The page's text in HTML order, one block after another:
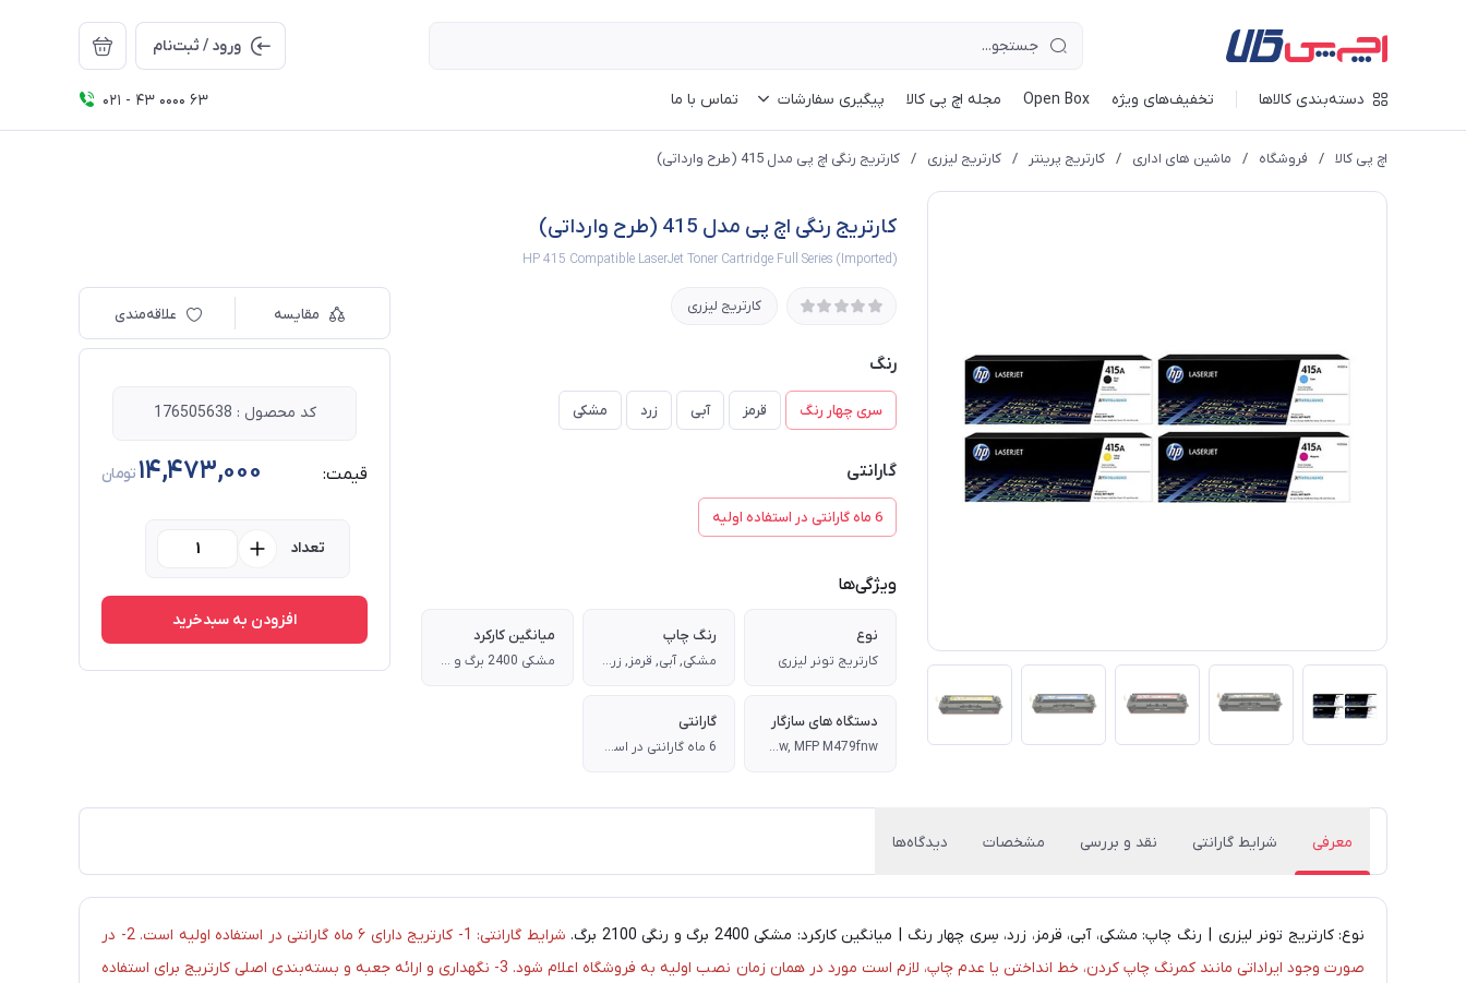
ورود / ثبت‌نام
دسته‌بندی کالاها تخفیف‌های ویژه Open Box مجله اچ پی کالا پیگیری سفارشات تماس با ما 021 - 43 0000 63
اچ پی کالا / فروشگاه / ماشین های اداری / کارتریج پرینتر / کارتریج لیزری / کارتریج رنگی اچ پی مدل 415 (طرح وارداتی)
کارتریج رنگی اچ پی مدل 415 (طرح وارداتی)
HP 415 Compatible LaserJet Toner Cartridge Full Series (Imported)
کارتریج لیزری
رنگ
سری چهار رنگ قرمز آبی زرد مشکی
گارانتی
6 ماه گارانتی در استفاده اولیه
ویژگی‌ها
نوع
کارتریج تونر لیزری
رنگ چاپ
مشکی, آبی, قرمز, زرد, سِری چهار رنگ
میانگین کارکرد
مشکی 2400 برگ و رنگی 2100 برگ
دستگاه های سازگار
HP Color LaserJet Enterprise M455dn, MFP M480f, Pro M454dn, M454dw,Pro MFP M479dw, MFP M479fdn, MFP M479fdw, MFP M479fnw
گارانتی
6 ماه گارانتی در استفاده اولیه
مقایسه علاقه‌مندی
کد محصول : 176505638
قیمت: 14,473,000تومان
تعداد
افزودن به سبدخرید
معرفی شرایط گارانتی نقد و بررسی مشخصات دیدگاه‌ها
نوع: کارتریج تونر لیزری | رنگ چاپ: مشکی، آبی، قرمز، زرد، سِری چهار رنگ | میانگین کارکرد: مشکی 2400 برگ و رنگی 2100 برگ.
شرایط گارانتی: 1- کارتریج دارای ۶ ماه گارانتی در استفاده اولیه است. 2- در
صورت وجود ایراداتی مانند کمرنگ چاپ کردن، خط انداختن یا عدم چاپ، لازم است مورد در همان زمان نصب اولیه به فروشگاه اعلام شود. 3- نگهداری و ارائه جعبه و بسته‌بندی اصلی کارتریج برای استفاده